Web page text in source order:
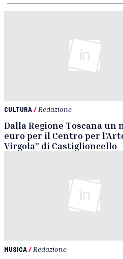
CULTURA/ Redazione
Dalla Regione Toscana un
euro per il Centro per
Virgola” di Castiglioncello
MUSICA/ Redazione